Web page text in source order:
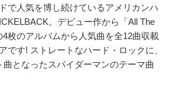
で人気を博し続けているアメリカンハ
。デビュー作から「All The
枚のアルバムから人気曲を全12曲収載
です! ストレートなハード・ロックに、
となったスパイダーマンのテーマ曲